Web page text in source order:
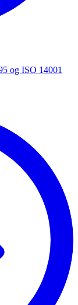
og ISO 14001